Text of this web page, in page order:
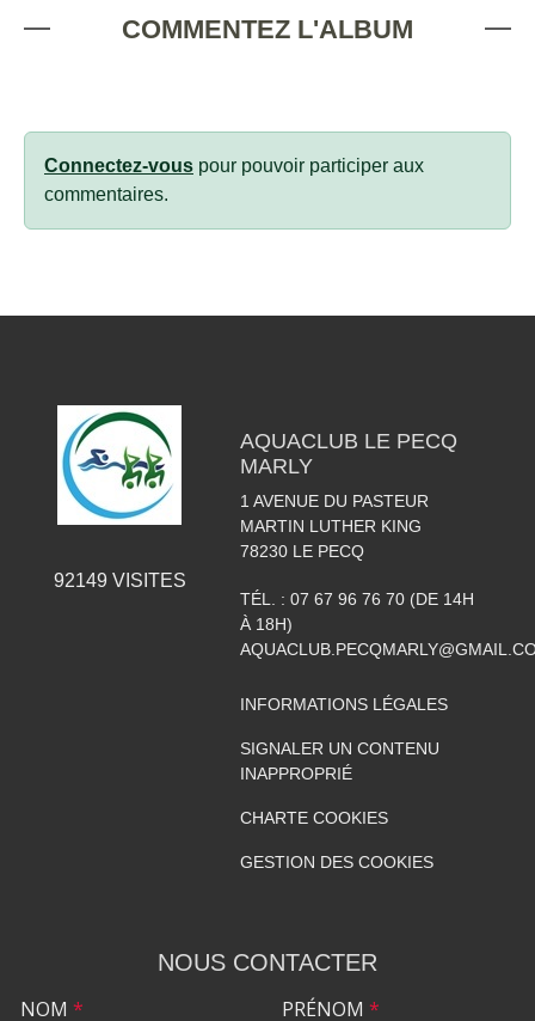
COMMENTEZ L'ALBUM
Connectez-vous pour pouvoir participer aux
commentaires.
92149 VISITES
AQUACLUB LE PECQ
MARLY
1 AVENUE DU PASTEUR
MARTIN LUTHER KING
78230 LE PECQ
TÉL. : 07 67 96 76 70 (DE 14H
À 18H)
INFORMATIONS LÉGALES
SIGNALER UN CONTENU
INAPPROPRIÉ
CHARTE COOKIES
GESTION DES COOKIES
NOUS CONTACTER
NOM * PRÉNOM *